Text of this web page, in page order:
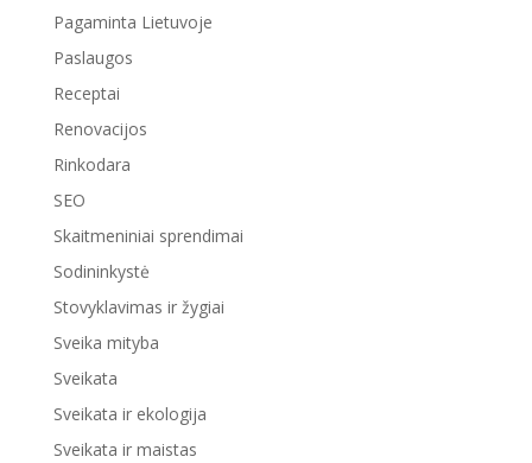
Pagaminta Lietuvoje
Paslaugos
Receptai
Renovacijos
Rinkodara
SEO
Skaitmeniniai sprendimai
Sodininkystė
Stovyklavimas ir žygiai
Sveika mityba
Sveikata
Sveikata ir ekologija
Sveikata ir maistas